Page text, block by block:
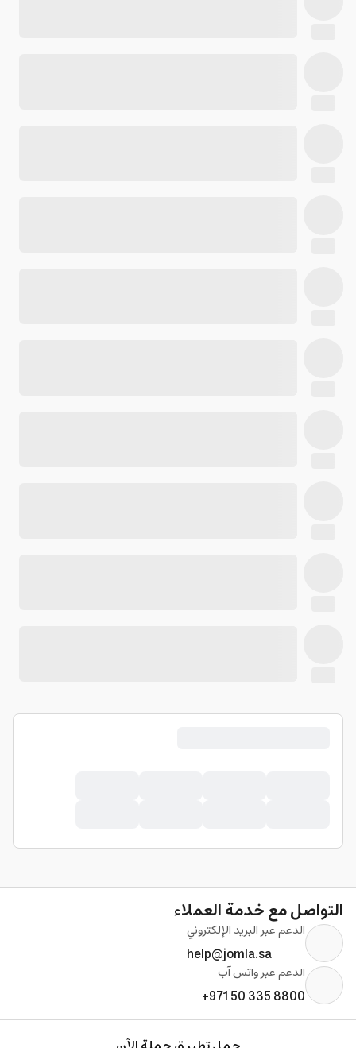
التواصل مع خدمة العملاء
الدعم عبر البريد الإلكتروني
help@jomla.sa
الدعم عبر واتس آب
+971 50 335 8800